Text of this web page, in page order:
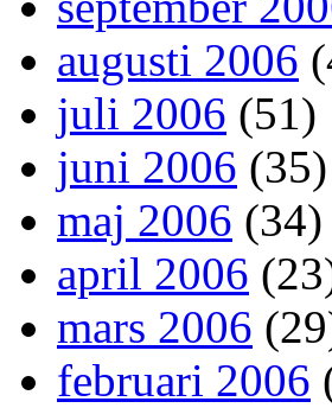
augusti 2006
juli 2006 (51)
juni 2006 (35)
maj 2006 (34)
april 2006
mars 2006
februari 2006